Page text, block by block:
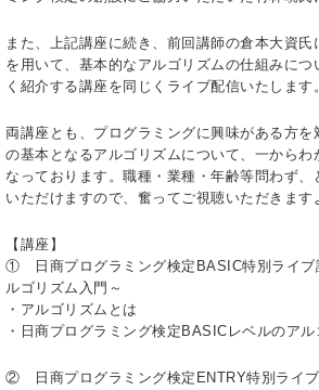
また、上記講座に続き、前回講師の倉本大資
を用いて、基本的なアルゴリズムの仕組みにつ
く紹介する講座を同じくライブ配信いたします。
両講座とも、プログラミングに興味がある方
の基本となるアルゴリズムについて、一からわ
なっております。職種・業種・年齢等問わず
いただけますので、奮ってご視聴いただきます
【講座】
① 日商プログラミング検定BASIC特別ライブ
ルゴリズム入門～
・アルゴリズムとは
・日商プログラミング検定BASICレベルのア
② 日商プログラミング検定ENTRY特別ライ